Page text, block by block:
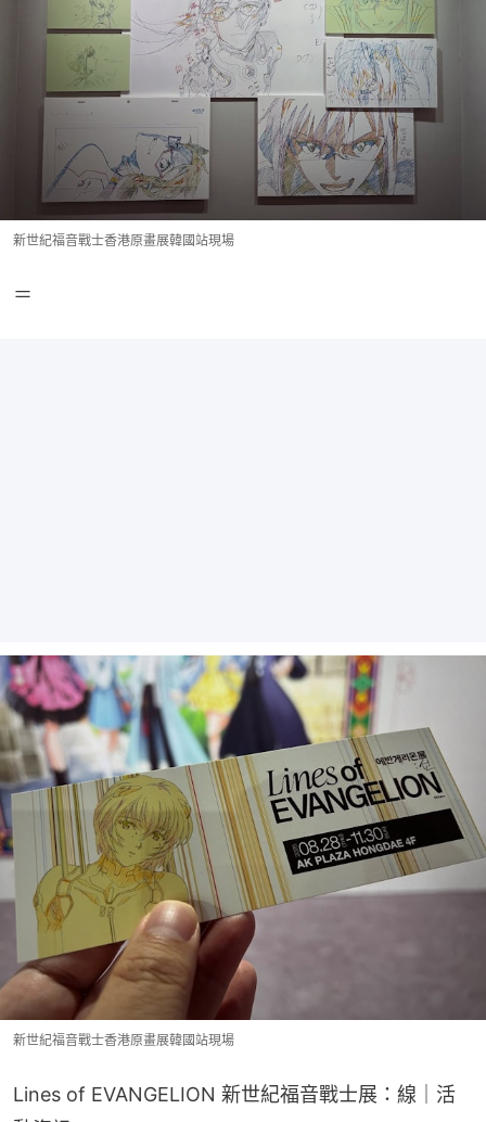
新世紀福音戰士香港原畫展韓國站現場
＝
新世紀福音戰士香港原畫展韓國站現場
Lines of EVANGELION 新世紀福音戰士展：線｜活